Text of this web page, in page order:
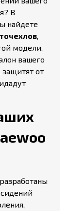
В
найдете
,
модели.
вашего
защитят от
сидений